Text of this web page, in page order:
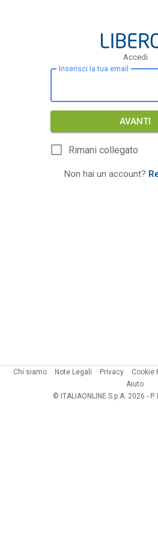
Accedi
Inserisci la tua email
AVANTI
Rimani collegato
Non hai un account?
Chi siamo Note Legali Privacy Cookie
Aiuto
© ITALIAONLINE S.p.A. 2026 -